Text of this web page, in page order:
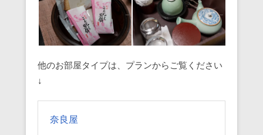
他のお部屋タイプは、プランからご覧ください
↓
奈良屋